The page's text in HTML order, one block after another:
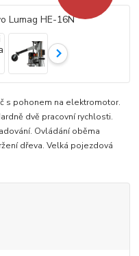
s pohonem na elektromotor.
dvě pracovní rychlosti.
Ovládání oběma
dřeva. Velká pojezdová